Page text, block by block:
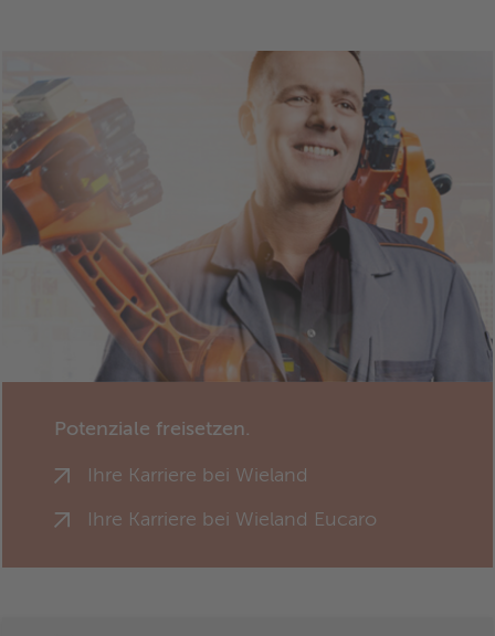
Potenziale freisetzen.
Ihre Karriere bei Wieland
Ihre Karriere bei Wieland Eucaro